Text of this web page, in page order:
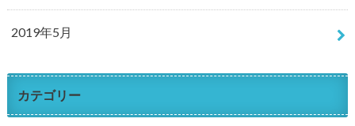
2019年5月
カテゴリー